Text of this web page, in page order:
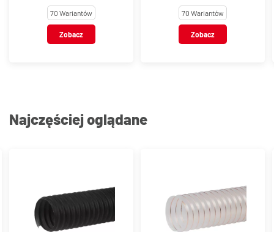
spiralą, stal AISI 430
70 Wariantów
Zobacz
spiralą, stal AISI 304
70 Wariantów
Zobacz
Najczęściej oglądane